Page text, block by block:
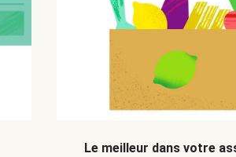
Le meilleur dans votre